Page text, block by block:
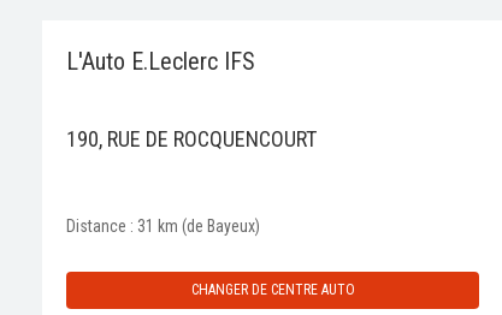
L'Auto E.Leclerc IFS
190, RUE DE ROCQUENCOURT
Distance : 31 km (de Bayeux)
CHANGER DE CENTRE AUTO